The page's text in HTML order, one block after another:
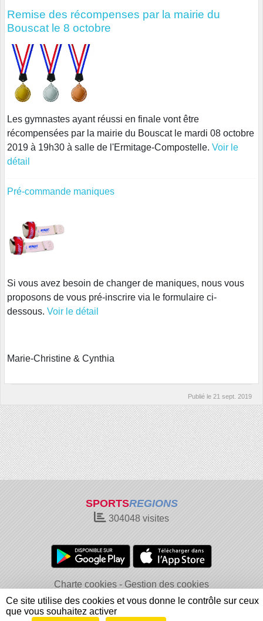
Remise des récompenses par la mairie du
Bouscat le 8 octobre
Les gymnastes ayant réussi en finale vont être
récompensées par la mairie du Bouscat le mardi 08 octobre
2019 à 19h30 à salle de l'Ermitage-Compostelle. Voir le
détail
Pré-commande maniques
Si vous avez besoin de changer de maniques, nous vous
proposons de vous pré-inscrire via le formulaire ci-
dessous. Voir le détail
Marie-Christine & Cynthia
Publié le 21 sept. 2019
SPORTSREGIONS
304048 visites
Charte cookies
Gestion des cookies
Informations légales
Signaler un contenu inapproprié
Ce site utilise des cookies et vous donne le contrôle sur ceux
que vous souhaitez activer